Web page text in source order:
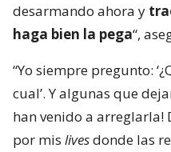
desarmando ahora y
haga bien la pega“,
“Yo siempre pregunto:
cual’. Y algunas que
han venido a arreglarla!
por mis livesdonde las